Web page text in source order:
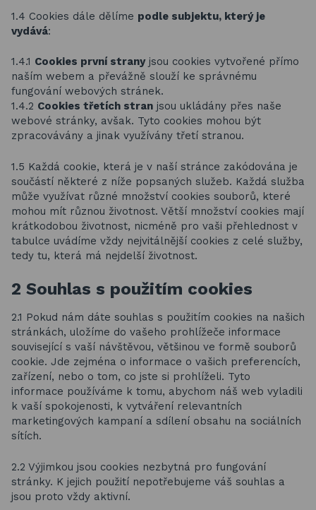
1.4 Cookies dále dělíme podle subjektu, který je
vydává:
1.4.1 Cookies první stranyjsou cookies vytvořené přímo
naším webem a převážně slouží ke správnému
fungování webových stránek.
1.4.2 Cookies třetích stran jsou ukládány přes naše
webové stránky, avšak. Tyto cookies mohou být
zpracovávány a jinak využívány třetí stranou.
1.5 Každá cookie, která je v naší stránce zakódována je
součástí některé z níže popsaných služeb. Každá služba
může využívat různé množství cookies souborů, které
mohou mít různou životnost. Větší množství cookies mají
krátkodobou životnost, nicméně pro vaši přehlednost v
tabulce uvádíme vždy nejvitálnější cookies z celé služby,
tedy tu, která má nejdelší životnost.
2 Souhlas s použitím cookies
2.1 Pokud nám dáte souhlas s použitím cookies na našich
stránkách, uložíme do vašeho prohlížeče informace
související s vaší návštěvou, většinou ve formě souborů
cookie. Jde zejména o informace o vašich preferencích,
zařízení, nebo o tom, co jste si prohlíželi. Tyto
informace používáme k tomu, abychom náš web vyladili
k vaší spokojenosti, k vytváření relevantních
marketingových kampaní a sdílení obsahu na sociálních
sítích.
2.2 Výjimkou jsou cookies nezbytná pro fungování
stránky. K jejich použití nepotřebujeme váš souhlas a
jsou proto vždy aktivní.